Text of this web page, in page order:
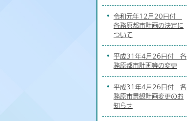
令和元年12月20日付
各務原都市計画の決定に
ついて
平成31年4月26日付 各
務原都市計画等の変更
平成31年4月26日付 各
務原市景観計画変更のお
知らせ